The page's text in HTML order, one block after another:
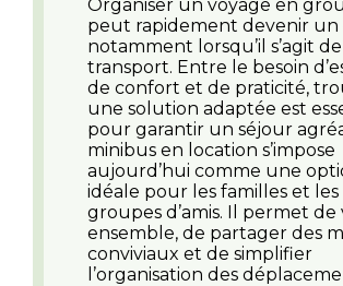
Organiser un voyage en
peut rapidement devenir un
notamment lorsqu’il s’agit de
transport. Entre le besoin
de confort et de praticité,
une solution adaptée est
pour garantir un séjour
minibus en location s’impose
aujourd’hui comme une
idéale pour les familles et les
groupes d’amis. Il permet de
ensemble, de partager des
conviviaux et de simplifier
l’organisation des